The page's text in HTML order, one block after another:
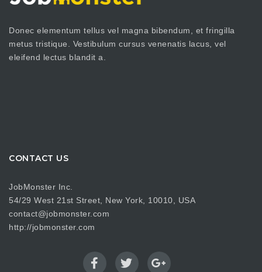
Donec elementum tellus vel magna bibendum, et fringilla
metus tristique. Vestibulum cursus venenatis lacus, vel
eleifend lectus blandit a.
CONTACT US
JobMonster Inc.
54/29 West 21st Street, New York, 10010, USA
contact@jobmonster.com
http://jobmonster.com